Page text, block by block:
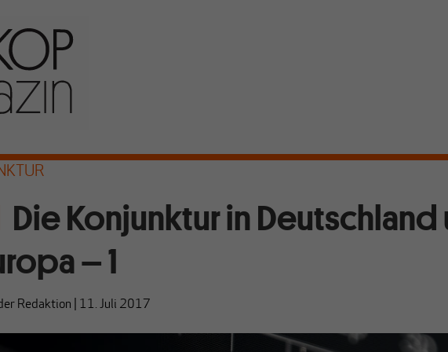
Die Konjunktur in
– 1
Redaktion 11. Juli 2017